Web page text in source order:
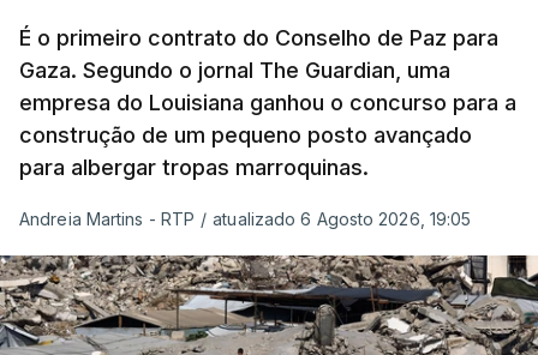
É o primeiro contrato do Conselho de Paz para
Gaza. Segundo o jornal The Guardian, uma
empresa do Louisiana ganhou o concurso para a
construção de um pequeno posto avançado
para albergar tropas marroquinas.
Andreia Martins - RTP / atualizado 6 Agosto 2026, 19:05